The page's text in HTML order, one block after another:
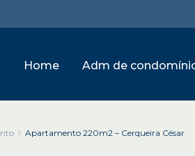
Home Adm de
Apartamento 220m2 – Cerqueira César